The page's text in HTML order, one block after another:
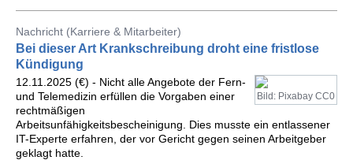
Nachricht (Karriere & Mitarbeiter)
Bei dieser Art Krankschreibung droht eine fristlose
Kündigung
Bild: Pixabay CC0
12.11.2025 (€) - Nicht alle Angebote der Fern-
und Telemedizin erfüllen die Vorgaben einer
rechtmäßigen
Arbeitsunfähigkeitsbescheinigung. Dies musste ein entlassener
IT-Experte erfahren, der vor Gericht gegen seinen Arbeitgeber
geklagt hatte.